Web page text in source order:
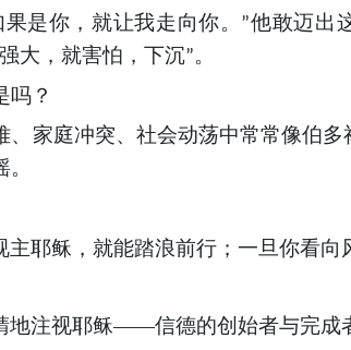
是你，就让我走向你。 ”他敢迈出
大，就害怕，下沉”。
吗？
、家庭冲突、社会动荡中常常像伯
主耶稣，就能踏浪前行；一旦你看向
地注视耶稣——信德的创始者与完成